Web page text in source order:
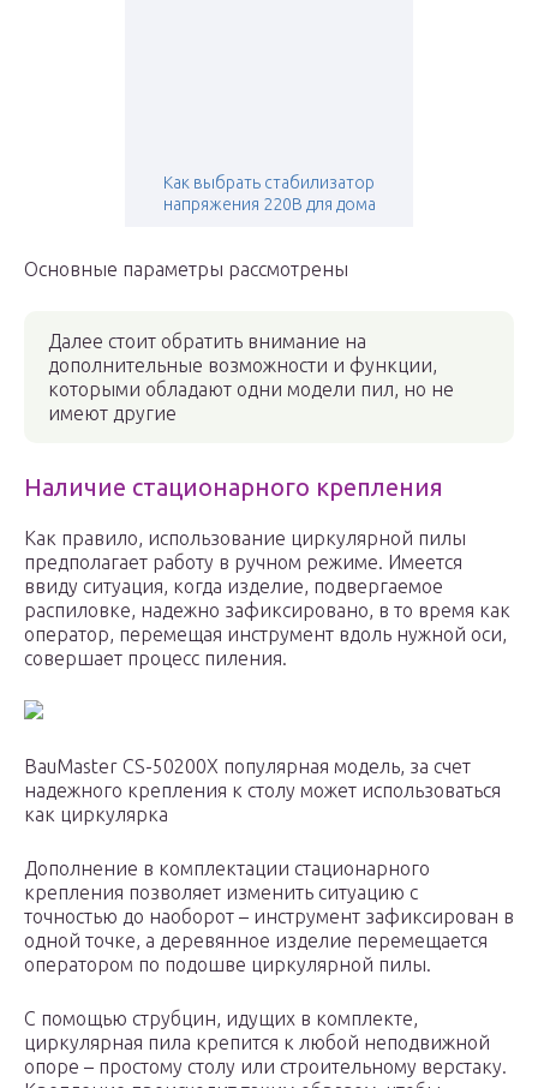
Как выбрать стабилизатор
напряжения 220В для дома
Основные параметры рассмотрены
Далее стоит обратить внимание на
дополнительные возможности и функции,
которыми обладают одни модели пил, но не
имеют другие
Наличие стационарного крепления
Как правило, использование циркулярной пилы
предполагает работу в ручном режиме. Имеется
ввиду ситуация, когда изделие, подвергаемое
распиловке, надежно зафиксировано, в то время как
оператор, перемещая инструмент вдоль нужной оси,
совершает процесс пиления.
BauMaster CS-50200X популярная модель, за счет
надежного крепления к столу может использоваться
как циркулярка
Дополнение в комплектации стационарного
крепления позволяет изменить ситуацию с
точностью до наоборот – инструмент зафиксирован в
одной точке, а деревянное изделие перемещается
оператором по подошве циркулярной пилы.
С помощью струбцин, идущих в комплекте,
циркулярная пила крепится к любой неподвижной
опоре – простому столу или строительному верстаку.